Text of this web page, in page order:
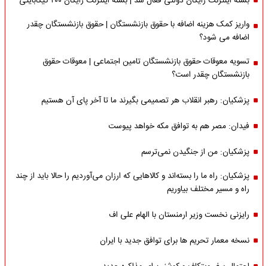
واریز کمک هزینه اضافه با حقوق بازنشستگان | حقوق بازنشستگان چقدر
اضافه می شود؟
تسویه معوقات حقوق بازنشستگان تامین اجتماعی | معوقات حقوق
بازنشستگان چقدر است؟
پزشکیان: رهبر انقلاب هر تصمیمی بگیرند ما تا آخر پای آن هستیم
فیدان: مصر هم به توافق مکه خواهد پیوست
پزشکیان: من از جنگیدن نمی‌ترسم
پزشکیان: راه ما را بسته‌اند و کالاهایی که ارزان می‌آوردیم را حالا باید از چند
راه و مسیر مختلف بیاوریم
رایزنی نخست وزیر ارمنستان با الهام علی اف
نسخه معمار تحریم ها برای توافق جدید با ایران